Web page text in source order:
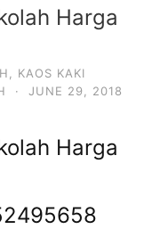
Harga
KAOS KAKI
· JUNE 29, 2018
Harga